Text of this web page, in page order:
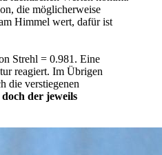
die möglicherweise
Himmel wert, dafür ist
Strehl = 0.981. Eine
reagiert. Im Übrigen
die verstiegenen
der jeweils